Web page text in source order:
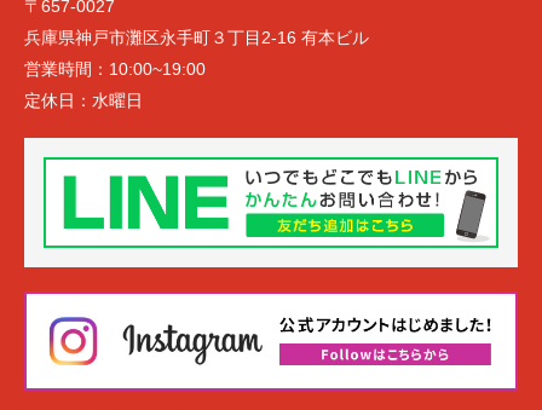
〒657-0027
兵庫県神戸市灘区永手町３丁目2-16 有本ビル
営業時間： 10:00~19:00
定休日： 水曜日